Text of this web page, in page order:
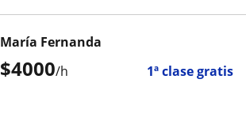
$4000/h 1ª clase gratis
María Fernanda